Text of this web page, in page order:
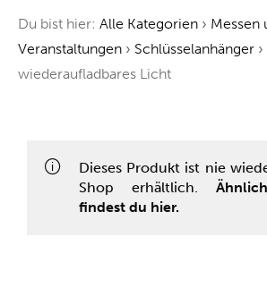
Ein Baum für jede Bestellung
Du bist hier: Alle Kategorien › Messen
Veranstaltungen › Schlüsselanhänger ›
wiederaufladbares Licht
Dieses Produkt ist nie
Shop erhältlich.
findest du hier.